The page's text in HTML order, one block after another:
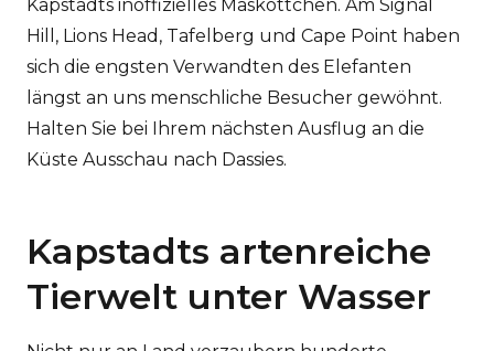
Kapstadts inoffizielles Maskottchen. Am Signal
Hill, Lions Head, Tafelberg und Cape Point haben
sich die engsten Verwandten des Elefanten
längst an uns menschliche Besucher gewöhnt.
Halten Sie bei Ihrem nächsten Ausflug an die
Küste Ausschau nach Dassies.
Kapstadts artenreiche
Tierwelt unter Wasser